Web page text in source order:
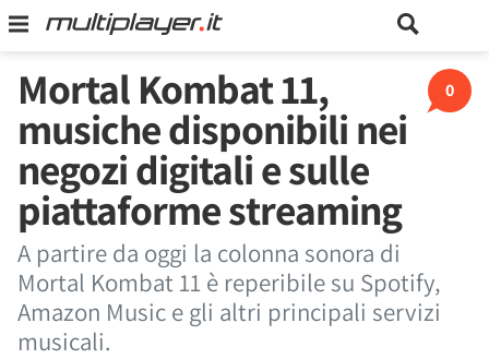
0
Mortal Kombat 11,
musiche disponibili nei
negozi digitali e sulle
piattaforme streaming
A partire da oggi la colonna sonora di
Mortal Kombat 11 è reperibile su Spotify,
Amazon Music e gli altri principali servizi
musicali.